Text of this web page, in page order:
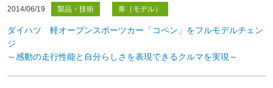
2014/06/19 製品・技術 車（モデル）
ダイハツ 軽オープンスポーツカー「コペン」をフルモデルチェン
ジ
～感動の走行性能と自分らしさを表現できるクルマを実現～